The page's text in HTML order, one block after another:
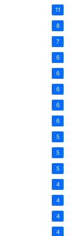
11
8
7
6
6
6
6
6
5
5
5
4
4
4
4